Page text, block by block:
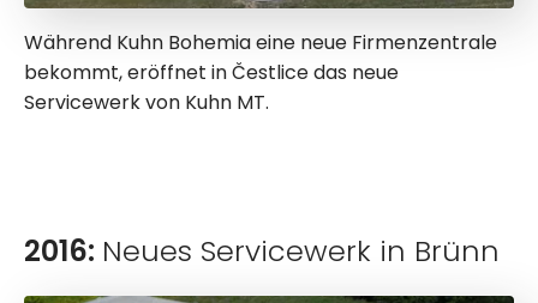
Während Kuhn Bohemia eine neue Firmenzentrale
bekommt, eröffnet in Čestlice das neue
Servicewerk von Kuhn MT.
2016: Neues Servicewerk in Brünn